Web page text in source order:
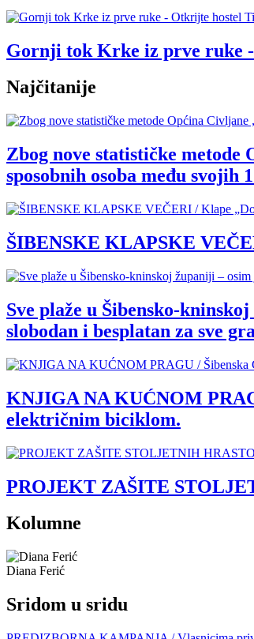
Gornji tok Krke iz prve ruke
Najčitanije
Zbog nove statističke metode
sposobnih osoba među svojih
ŠIBENSKE KLAPSKE
Sve plaže u Šibensko-
slobodan i besplatan za sve
KNJIGA NA KUĆNOM
električnim biciklom.
PROJEKT ZAŠITE
Kolumne
Diana Ferić
Sridom u sridu